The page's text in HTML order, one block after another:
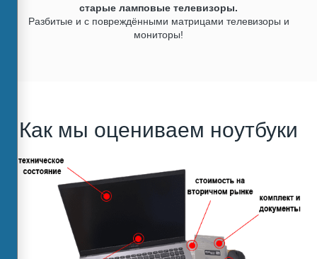
старые ламповые телевизоры.
Разбитые и с повреждёнными матрицами телевизоры и
мониторы!
Как мы оцениваем ноутбуки